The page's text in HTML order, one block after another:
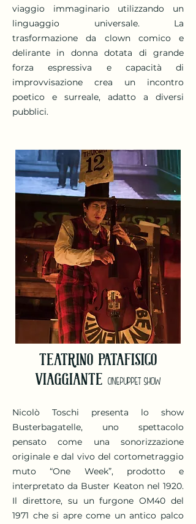
viaggio immaginario utilizzando un
linguaggio universale. La
trasformazione da clown comico e
delirante in donna dotata di grande
forza espressiva e capacità di
improvvisazione crea un incontro
poetico e surreale, adatto a diversi
pubblici.
TEATRINO PATAFISICO
VIAGGIANTE CINEPUPPET SHOW
Nicolò Toschi presenta lo show
Busterbagatelle, uno spettacolo
pensato come una sonorizzazione
originale e dal vivo del cortometraggio
muto “One Week”, prodotto e
interpretato da Buster Keaton nel 1920.
Il direttore, su un furgone OM40 del
1971 che si apre come un antico palco